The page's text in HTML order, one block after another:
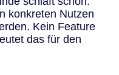
konkreten Nutzen
Kein Feature
das für den